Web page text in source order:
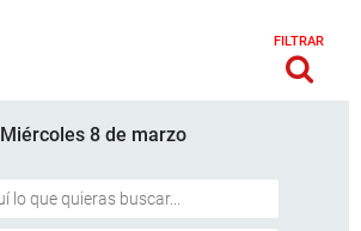
FILTRAR
Miércoles 8 de marzo